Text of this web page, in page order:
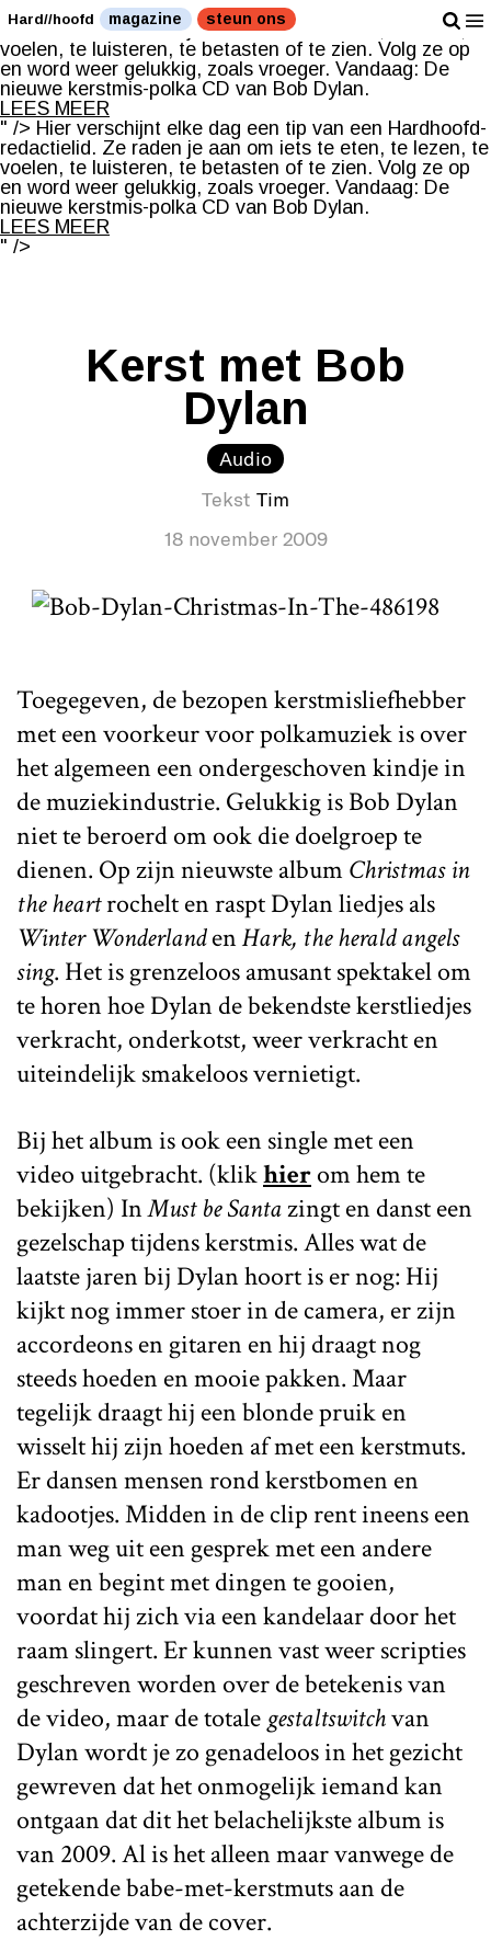
Hier verschijnt elke dag een tip van een Hardhoofd-
redactielid. Ze raden je aan om iets te eten, te lezen, te
voelen, te luisteren, te betasten of te zien. Volg ze op
en word weer gelukkig, zoals vroeger. Vandaag: De
nieuwe kerstmis-polka CD van Bob Dylan.
LEES MEER
" /> Hier verschijnt elke dag een tip van een Hardhoofd-
redactielid. Ze raden je aan om iets te eten, te lezen, te
voelen, te luisteren, te betasten of te zien. Volg ze op
en word weer gelukkig, zoals vroeger. Vandaag: De
nieuwe kerstmis-polka CD van Bob Dylan.
LEES MEER
" />
Hard//hoofd magazine steun ons
Kerst met Bob
Dylan
Audio
Tekst Tim
18 november 2009
Toegegeven, de bezopen kerstmisliefhebber
met een voorkeur voor polkamuziek is over
het algemeen een ondergeschoven kindje in
de muziekindustrie. Gelukkig is Bob Dylan
niet te beroerd om ook die doelgroep te
dienen. Op zijn nieuwste albumChristmas in
the heartrochelt en raspt Dylan liedjes als
Winter WonderlandenHark, the herald angels
sing. Het is grenzeloos amusant spektakel om
te horen hoe Dylan de bekendste kerstliedjes
verkracht, onderkotst, weer verkracht en
uiteindelijk smakeloos vernietigt.
Bij het album is ook een single met een
video uitgebracht. (klikhierom hem te
bekijken) InMust be Santazingt en danst een
gezelschap tijdens kerstmis. Alles wat de
laatste jaren bij Dylan hoort is er nog: Hij
kijkt nog immer stoer in de camera, er zijn
accordeons en gitaren en hij draagt nog
steeds hoeden en mooie pakken. Maar
tegelijk draagt hij een blonde pruik en
wisselt hij zijn hoeden af met een kerstmuts.
Er dansen mensen rond kerstbomen en
kadootjes. Midden in de clip rent ineens een
man weg uit een gesprek met een andere
man en begint met dingen te gooien,
voordat hij zich via een kandelaar door het
raam slingert. Er kunnen vast weer scripties
geschreven worden over de betekenis van
de video, maar de totale gestaltswitchvan
Dylan wordt je zo genadeloos in het gezicht
gewreven dat het onmogelijk iemand kan
ontgaan dat dit het belachelijkste album is
van 2009. Al is het alleen maar vanwege de
getekende babe-met-kerstmuts aan de
achterzijde van de cover.